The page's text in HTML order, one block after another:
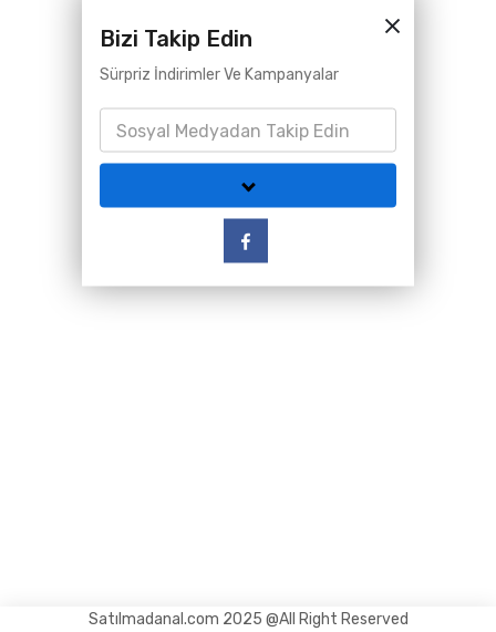
Satılmadanal.com 2025 @All Right Reserved
Bizi Takip Edin
Sürpriz İndirimler Ve Kampanyalar